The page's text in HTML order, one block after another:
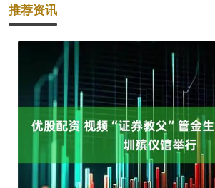
推荐资讯